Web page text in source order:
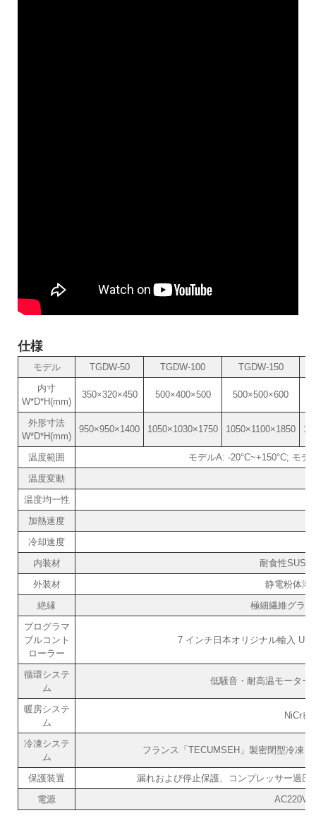
仕様
モデル TGDW-50 TGDW-100 TGDW-150
内寸
W*D*H(mm)
350×320×450 500×400×500 500×500×600
外形寸法
W*D*H(mm)
950×950×1400 1050×1030×1750 1050×1100×1850
温度範囲
モデルA: -20°C~+150°C; モ
温度変動
温度均一性
加熱速度
冷却速度
内装材
耐食性
外装材
静電粉体溶
絶縁
極細繊維グラ
プログラマ
ブルコント
ローラー
7 インチ日本オリジナル輸入
循環システ
ム
低騒音・耐高温モーター
暖房システ
ム
NiCrヒ
冷凍システ
ム
フランス「TECUMSEH」製密閉型冷凍
保護装置
漏れおよび停止保護、コンプレッサー過
電源
AC220V/